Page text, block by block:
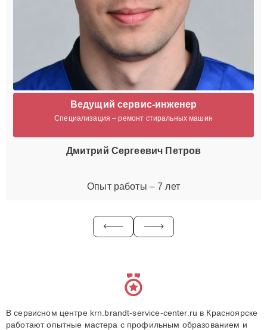
Ведущий сервис-инженер
Специализация – ремонт стиральных машин
Дмитрий Сергеевич Петров
Опыт работы – 7 лет
В сервисном центре krn.brandt-service-center.ru в Красноярске
работают опытные мастера с профильным образованием и